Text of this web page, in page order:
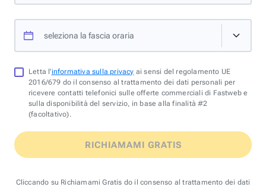
seleziona la fascia oraria
Letta l'informativa sulla privacy ai sensi del regolamento UE
2016/679 do il consenso al trattamento dei dati personali per
ricevere contatti telefonici sulle offerte commerciali di Fastweb e
sulla disponibilità del servizio, in base alla finalità #2
(facoltativo).
RICHIAMAMI GRATIS
Cliccando su Richiamami Gratis do il consenso al trattamento dei dati